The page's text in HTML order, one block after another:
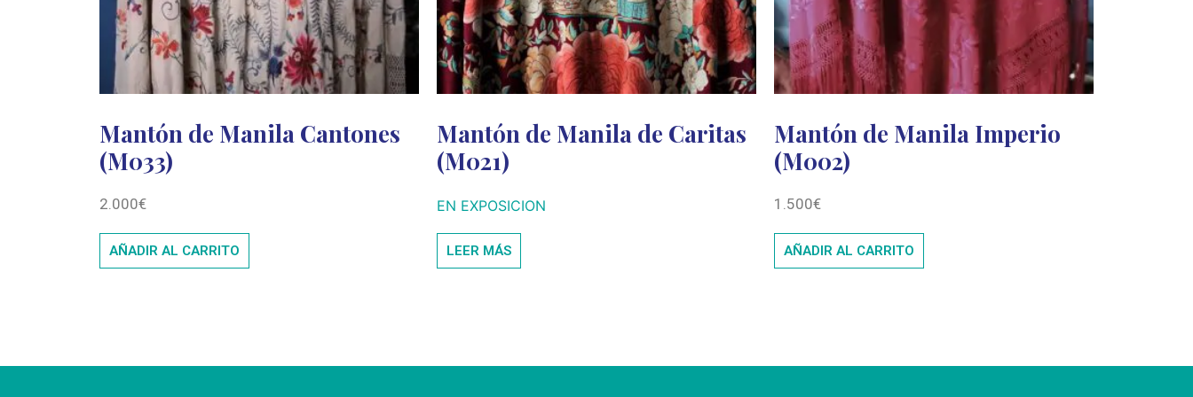
Mantón de Manila Cantones
(M033)
2.000€
AÑADIR AL CARRITO
Mantón de Manila de Caritas
(M021)
EN EXPOSICION
LEER MÁS
Mantón de Manila Imperio
(M002)
1.500€
AÑADIR AL CARRITO